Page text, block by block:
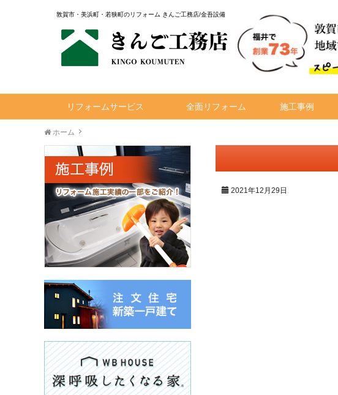
敦賀市・美浜町・若狭町のリフォーム きんご工務店/金吾設備
リフォームサービス 全面リフォーム 施工事例
ホーム
2021年12月29日